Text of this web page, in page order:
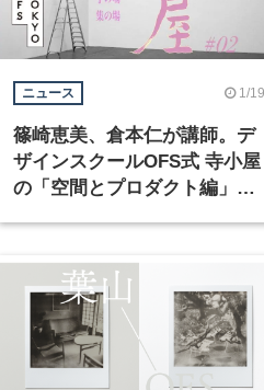
ニュース 1/19
篠崎恵美、倉本仁が講師。デ
ザインスクールOFS式 寺小屋
の「空間とプロダクト編」が2